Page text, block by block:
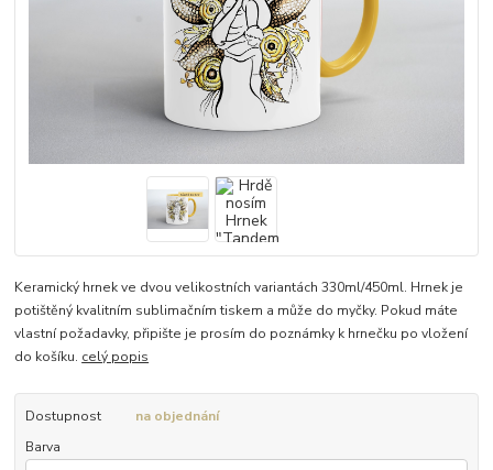
Keramický hrnek ve dvou velikostních variantách 330ml/450ml. Hrnek je
potištěný kvalitním sublimačním tiskem a může do myčky. Pokud máte
vlastní požadavky, připište je prosím do poznámky k hrnečku po vložení
do košíku. celý popis
Dostupnost
na objednání
Barva